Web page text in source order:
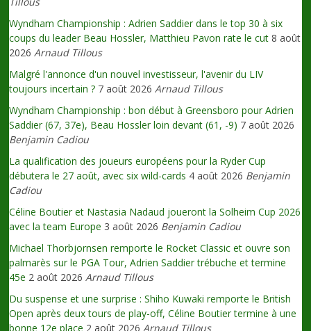
Wyndham Championship : Adrien Saddier dans le top 30 à six
coups du leader Beau Hossler, Matthieu Pavon rate le cut 8 août
2026 Arnaud Tillous
Malgré l'annonce d'un nouvel investisseur, l'avenir du LIV
toujours incertain ? 7 août 2026 Arnaud Tillous
Wyndham Championship : bon début à Greensboro pour Adrien
Saddier (67, 37e), Beau Hossler loin devant (61, -9) 7 août 2026
Benjamin Cadiou
La qualification des joueurs européens pour la Ryder Cup
débutera le 27 août, avec six wild-cards 4 août 2026 Benjamin
Cadiou
Céline Boutier et Nastasia Nadaud joueront la Solheim Cup 2026
avec la team Europe 3 août 2026 Benjamin Cadiou
Michael Thorbjornsen remporte le Rocket Classic et ouvre son
palmarès sur le PGA Tour, Adrien Saddier trébuche et termine
45e 2 août 2026 Arnaud Tillous
Du suspense et une surprise : Shiho Kuwaki remporte le British
Open après deux tours de play-off, Céline Boutier termine à une
bonne 12e place 2 août 2026 Arnaud Tillous